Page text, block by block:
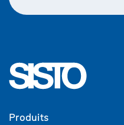
Produits